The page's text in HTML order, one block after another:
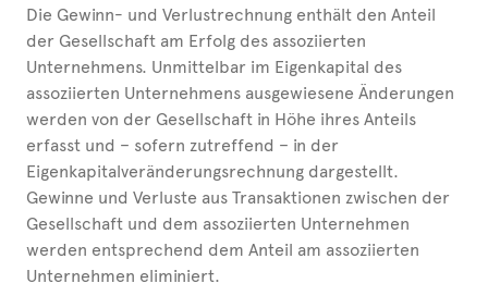
Die Gewinn- und Verlustrechnung enthält den Anteil
der Gesellschaft am Erfolg des assoziierten
Unternehmens. Unmittelbar im Eigenkapital des
assoziierten Unternehmens ausgewiesene Änderungen
werden von der Gesellschaft in Höhe ihres Anteils
erfasst und – sofern zutreffend – in der
Eigenkapitalveränderungsrechnung dargestellt.
Gewinne und Verluste aus Transaktionen zwischen der
Gesellschaft und dem assoziierten Unternehmen
werden entsprechend dem Anteil am assoziierten
Unternehmen eliminiert.